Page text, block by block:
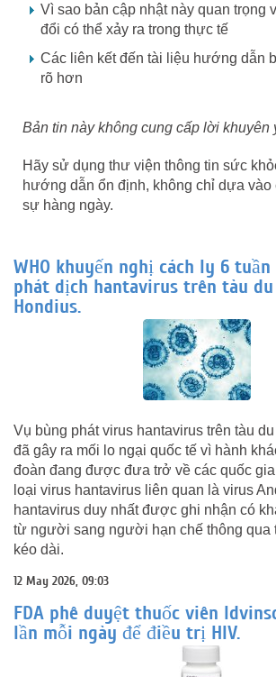
Vì sao bản cập nhật này quan trọng
đổi có thể xảy ra trong thực tế
Các liên kết đến tài liệu hướng dẫn
rõ hơn
Bản tin này không cung cấp lời khuyên
Hãy sử dụng thư viện thông tin sức
hướng dẫn ổn định, không chỉ dựa vào
sự hàng ngày.
WHO khuyến nghị cách ly 6
phát dịch hantavirus trên tàu
Hondius.
Vụ bùng phát virus hantavirus trên tàu
đã gây ra mối lo ngại quốc tế vì hành
đoàn đang được đưa trở về các quốc
loại virus hantavirus liên quan là virus
hantavirus duy nhất được ghi nhận có
từ người sang người hạn chế thông qua
kéo dài.
12 May 2026, 09:03
FDA phê duyệt thuốc viên
lần mỗi ngày để điều trị HIV.